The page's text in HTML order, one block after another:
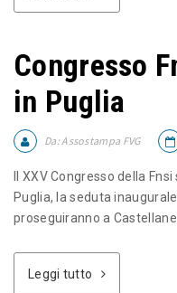
Congresso
in Puglia
Da:Assostampa FVG
Il XXV Congresso della
Puglia, la seduta
proseguiranno a
Leggi tutto